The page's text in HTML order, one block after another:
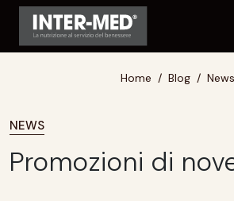
Home Blog News
NEWS
Promozioni di